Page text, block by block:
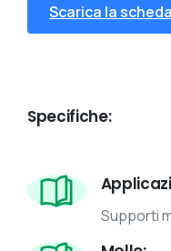
Scarica la
Specifiche:
Supporti